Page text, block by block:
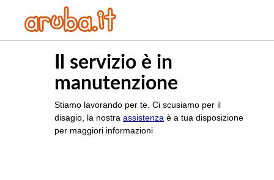
Il servizio è in
manutenzione
Stiamo lavorando per te. Ci scusiamo per il
disagio, la nostra assistenza è a tua disposizione
per maggiori informazioni